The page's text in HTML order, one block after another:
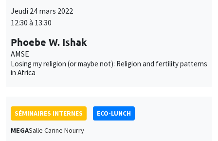
Jeudi 24 mars 2022
12:30 à 13:30
Phoebe W. Ishak
AMSE
Losing my religion (or maybe not): Religion and fertility patterns
in Africa
SÉMINAIRES INTERNES
ECO-LUNCH
MEGASalle Carine Nourry